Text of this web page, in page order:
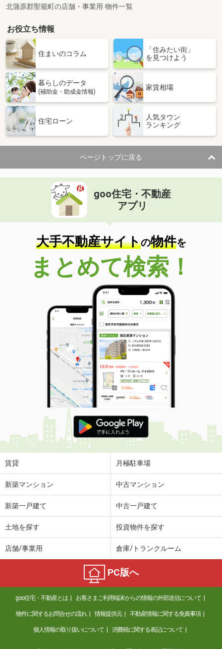
北蒲原郡聖籠町の店舗・事業用 物件一覧
お役立ち情報
住まいのコラム
「住みたい街」
を見つけよう
暮らしのデータ
(補助金・助成金情報)
家賃相場
住宅ローン
人気タウン
ランキング
ページトップに戻る
goo住宅・不動産
アプリ
大手不動産サイトの物件を
まとめて検索！
賃貸 月極駐車場
新築マンション 中古マンション
新築一戸建て 中古一戸建て
土地を探す 投資物件を探す
店舗/事業用 倉庫/トランクルーム
PC版へ
goo住宅・不動産とは お客さまご利用端末からの情報の外部送信について
物件に関するお問合せの流れ 情報提供元 不動産情報に関する免責事項
個人情報の取り扱いについて 消費税に関する表記について